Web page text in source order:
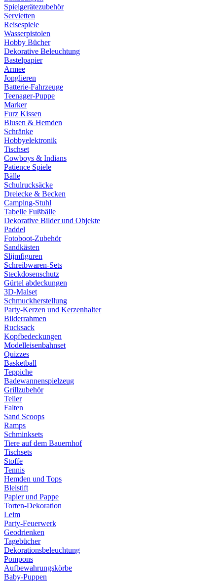
Spielgerätezubehör
Servietten
Reisespiele
Wasserpistolen
Hobby Bücher
Dekorative Beleuchtung
Bastelpapier
Armee
Jonglieren
Batterie-Fahrzeuge
Teenager-Puppe
Marker
Furz Kissen
Blusen & Hemden
Schränke
Hobbyelektronik
Tischset
Cowboys & Indians
Patience Spiele
Bälle
Schulrucksäcke
Dreiecke & Becken
Camping-Stuhl
Tabelle Fußbälle
Dekorative Bilder und Objekte
Paddel
Fotoboot-Zubehör
Sandkästen
Slijmfiguren
Schreibwaren-Sets
Steckdosenschutz
Gürtel abdeckungen
3D-Malset
Schmuckherstellung
Party-Kerzen und Kerzenhalter
Bilderrahmen
Rucksack
Kopfbedeckungen
Modelleisenbahnset
Quizzes
Basketball
Teppiche
Badewannenspielzeug
Grillzubehör
Teller
Falten
Sand Scoops
Ramps
Schminksets
Tiere auf dem Bauernhof
Tischsets
Stoffe
Tennis
Hemden und Tops
Bleistift
Papier und Pappe
Torten-Dekoration
Leim
Party-Feuerwerk
Geodrienken
Tagebücher
Dekorationsbeleuchtung
Pompons
Aufbewahrungskörbe
Baby-Puppen